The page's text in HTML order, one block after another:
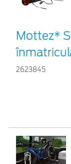
Mottez*
2623845